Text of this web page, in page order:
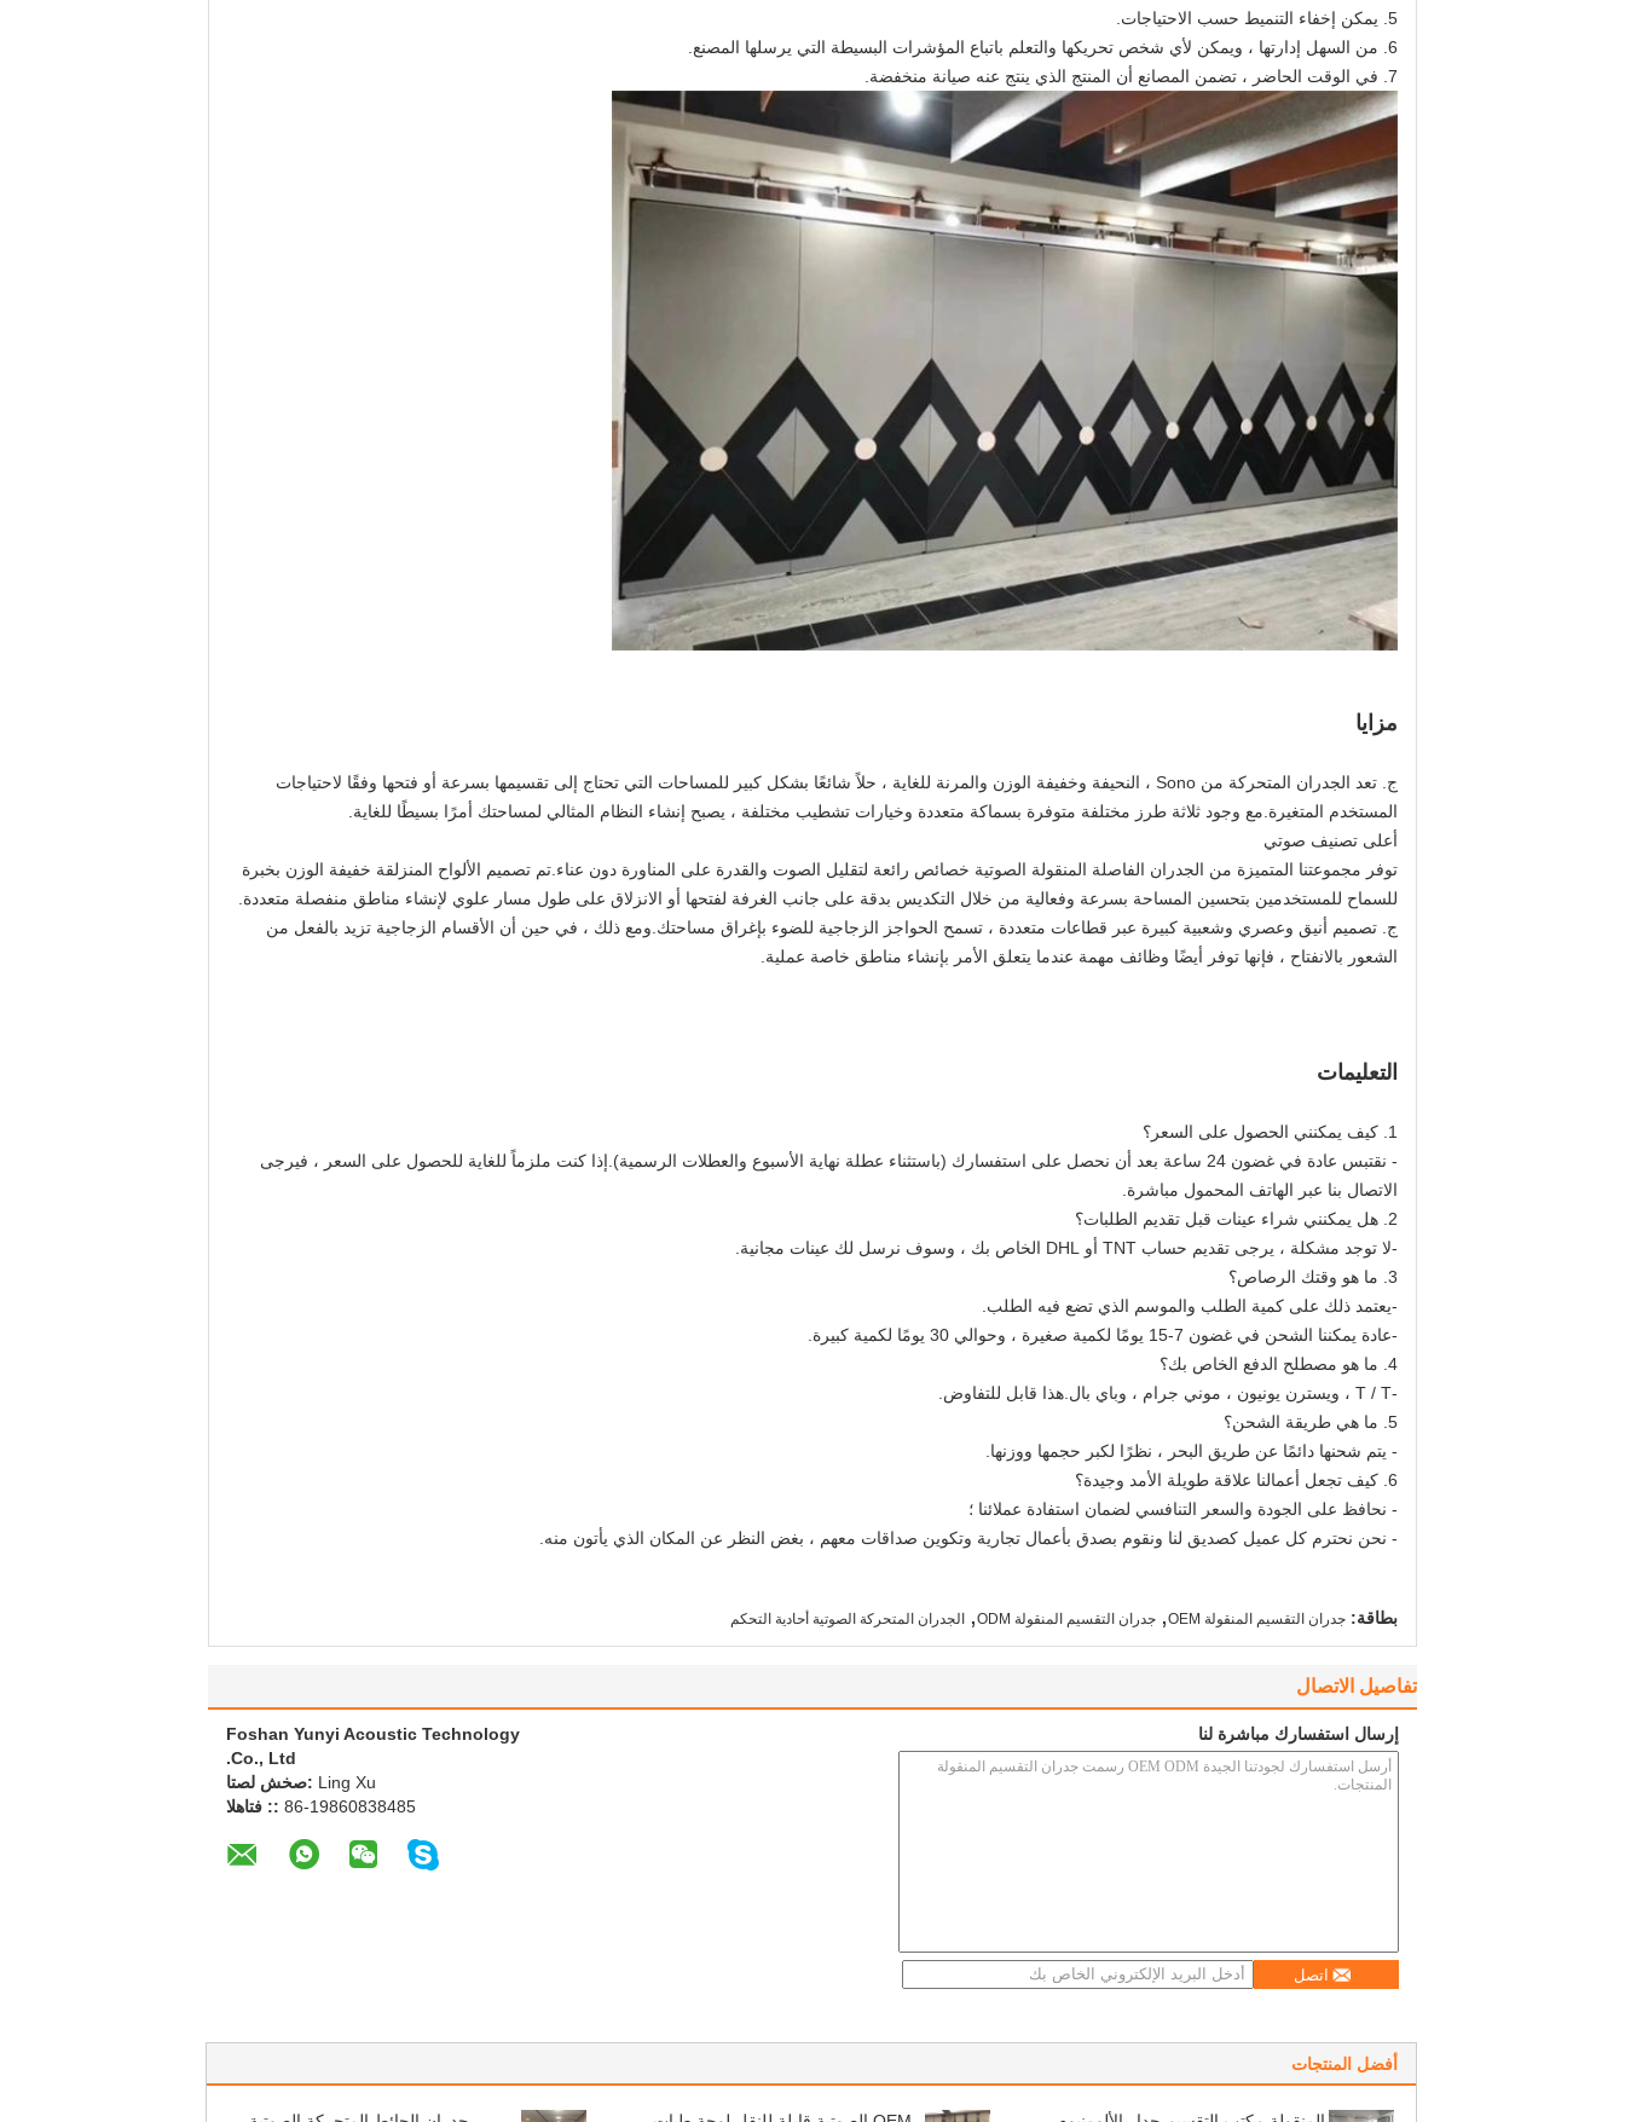
5. يمكن إخفاء التنميط حسب الاحتياجات.
6. من السهل إدارتها ، ويمكن لأي شخص تحريكها والتعلم باتباع المؤشرات البسيطة التي يرسلها المصنع.
7. في الوقت الحاضر ، تضمن المصانع أن المنتج الذي ينتج عنه صيانة منخفضة.
مزايا
ج. تعد الجدران المتحركة من Sono ، النحيفة وخفيفة الوزن والمرنة للغاية ، حلاً شائعًا بشكل كبير للمساحات التي تحتاج إلى تقسيمها بسرعة أو فتحها وفقًا لاحتياجات
المستخدم المتغيرة.مع وجود ثلاثة طرز مختلفة متوفرة بسماكة متعددة وخيارات تشطيب مختلفة ، يصبح إنشاء النظام المثالي لمساحتك أمرًا بسيطًا للغاية.
أعلى تصنيف صوتي
توفر مجموعتنا المتميزة من الجدران الفاصلة المنقولة الصوتية خصائص رائعة لتقليل الصوت والقدرة على المناورة دون عناء.تم تصميم الألواح المنزلقة خفيفة الوزن بخبرة
للسماح للمستخدمين بتحسين المساحة بسرعة وفعالية من خلال التكديس بدقة على جانب الغرفة لفتحها أو الانزلاق على طول مسار علوي لإنشاء مناطق منفصلة متعددة.
ج. تصميم أنيق وعصري وشعبية كبيرة عبر قطاعات متعددة ، تسمح الحواجز الزجاجية للضوء بإغراق مساحتك.ومع ذلك ، في حين أن الأقسام الزجاجية تزيد بالفعل من
الشعور بالانفتاح ، فإنها توفر أيضًا وظائف مهمة عندما يتعلق الأمر بإنشاء مناطق خاصة عملية.
التعليمات
1. كيف يمكنني الحصول على السعر؟
- نقتبس عادة في غضون 24 ساعة بعد أن نحصل على استفسارك (باستثناء عطلة نهاية الأسبوع والعطلات الرسمية).إذا كنت ملزماً للغاية للحصول على السعر ، فيرجى
الاتصال بنا عبر الهاتف المحمول مباشرة.
2. هل يمكنني شراء عينات قبل تقديم الطلبات؟
-لا توجد مشكلة ، يرجى تقديم حساب TNT أو DHL الخاص بك ، وسوف نرسل لك عينات مجانية.
3. ما هو وقتك الرصاص؟
-يعتمد ذلك على كمية الطلب والموسم الذي تضع فيه الطلب.
-عادة يمكننا الشحن في غضون 7-15 يومًا لكمية صغيرة ، وحوالي 30 يومًا لكمية كبيرة.
4. ما هو مصطلح الدفع الخاص بك؟
-T / T ، ويسترن يونيون ، موني جرام ، وباي بال.هذا قابل للتفاوض.
5. ما هي طريقة الشحن؟
- يتم شحنها دائمًا عن طريق البحر ، نظرًا لكبر حجمها ووزنها.
6. كيف تجعل أعمالنا علاقة طويلة الأمد وجيدة؟
- نحافظ على الجودة والسعر التنافسي لضمان استفادة عملائنا ؛
- نحن نحترم كل عميل كصديق لنا ونقوم بصدق بأعمال تجارية وتكوين صداقات معهم ، بغض النظر عن المكان الذي يأتون منه.
بطاقة: جدران التقسيم المنقولة OEM , جدران التقسيم المنقولة ODM , الجدران المتحركة الصوتية أحادية التحكم
تفاصيل الاتصال
Foshan Yunyi Acoustic Technology
Co., Ltd.
اتصل شخص: Ling Xu
الهاتف :: 86-19860838485
إرسال استفسارك مباشرة لنا
اتصل
أفضل المنتجات